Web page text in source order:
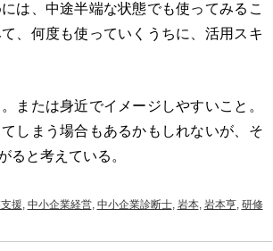
は、中途半端な状態でも使ってみるこ
、何度も使っていくうちに、活用スキ
または身近でイメージしやすいこと。
しまう場合もあるかもしれないが、そ
ると考えている。
援, 中小企業経営, 中小企業診断士, 岩本, 岩本亨, 研修